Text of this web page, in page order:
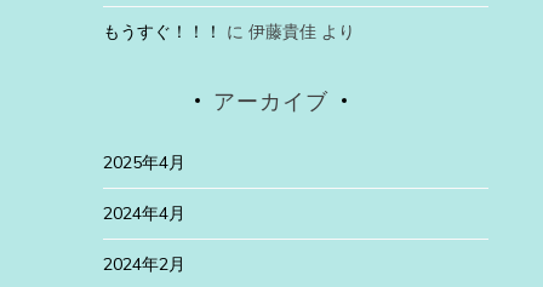
もうすぐ！！！ に 伊藤貴佳より
アーカイブ
2025年4月
2024年4月
2024年2月